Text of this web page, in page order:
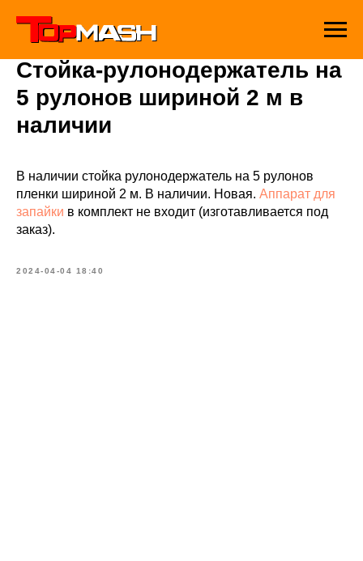
Стойка-рулонодержатель на
5 рулонов шириной 2 м в
наличии
В наличии стойка рулонодержатель на 5 рулонов
пленки шириной 2 м. В наличии. Новая. Аппарат для
запайки в комплект не входит (изготавливается под
заказ).
2024-04-04 18:40